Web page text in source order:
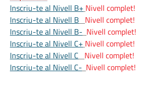
Inscriu-te al Nivell B+ Nivell complet!
Inscriu-te al Nivell B Nivell complet!
Inscriu-te al Nivell B- Nivell complet!
Inscriu-te al Nivell C+ Nivell complet!
Inscriu-te al Nivell C Nivell complet!
Inscriu-te al Nivell C- Nivell complet!